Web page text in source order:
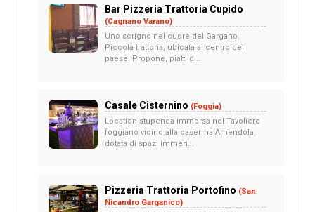
Bar Pizzeria Trattoria Cupido
(Cagnano Varano)
Uno scrigno nel cuore del Gargano.
Piccola trattoria, ubicata al centro del
paese. Propone, piatti d...
Casale Cisternino (Foggia)
Location stupenda immersa nel Tavoliere
foggiano vicino alla caserma Amendola,
dotata di spazi immen...
Pizzeria Trattoria Portofino (San
Nicandro Garganico)